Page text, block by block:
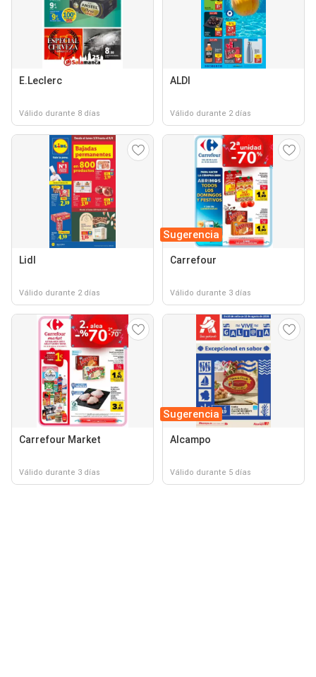
E.Leclerc
Válido durante 8 días
ALDI
Válido durante 2 días
Lidl
Válido durante 2 días
Sugerencia
Carrefour
Válido durante 3 días
Carrefour Market
Válido durante 3 días
Sugerencia
Alcampo
Válido durante 5 días